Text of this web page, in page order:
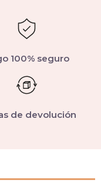
100% seguro
de devolución